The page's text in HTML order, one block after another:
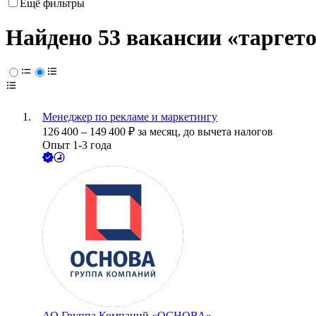
Ещё фильтры
Найдено 53 вакансии
Менеджер по рекламе и маркетингу
126 400 – 149 400 ₽ за месяц, до вычета налогов
Опыт 1-3 года